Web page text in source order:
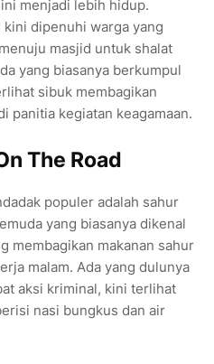
menjadi lebih hidup.
kini dipenuhi warga yang
masjid untuk shalat
yang biasanya berkumpul
sibuk membagikan
panitia kegiatan keagamaan.
The Road
populer adalah sahur
yang biasanya dikenal
membagikan makanan sahur
malam. Ada yang dulunya
aksi kriminal, kini terlihat
nasi bungkus dan air